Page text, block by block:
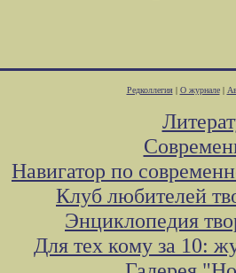
Редколлегия| О журнале|
Навигатор по
Клуб любителей
Энциклопедия
Для тех кому за 10: